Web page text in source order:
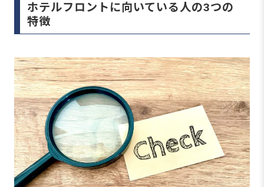
ホテルフロントに向いている人の3つの
特徴